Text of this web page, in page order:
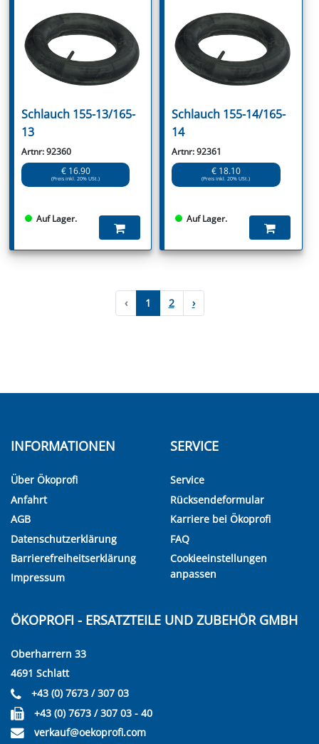
Schlauch 155-13/165-
13
Artnr: 92360
€ 16.90
(Preis inkl. 20% USt.)
Auf Lager.
Schlauch 155-14/165-
14
Artnr: 92361
€ 18.10
(Preis inkl. 20% USt.)
Auf Lager.
‹ 1 2 ›
INFORMATIONEN
Über Ökoprofi
Anfahrt
AGB
Datenschutzerklärung
Barrierefreiheitserklärung
Impressum
SERVICE
Service
Rücksendeformular
Karriere bei Ökoprofi
FAQ
Cookieeinstellungen
anpassen
ÖKOPROFI - ERSATZTEILE UND ZUBEHÖR GMBH
Oberharrern 33
4691 Schlatt
+43 (0) 7673 / 307 03
+43 (0) 7673 / 307 03 - 40
verkauf@oekoprofi.com